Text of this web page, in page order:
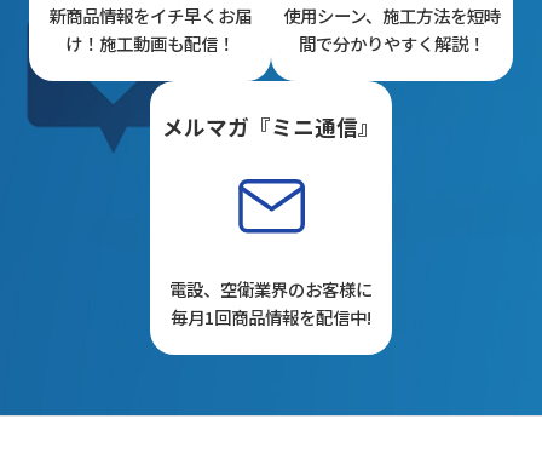
新商品情報をイチ早くお届
け！施工動画も配信！
使用シーン、施工方法を短時
間で分かりやすく解説！
メルマガ『ミニ通信』
電設、空衛業界のお客様に
毎月1回商品情報を配信中!